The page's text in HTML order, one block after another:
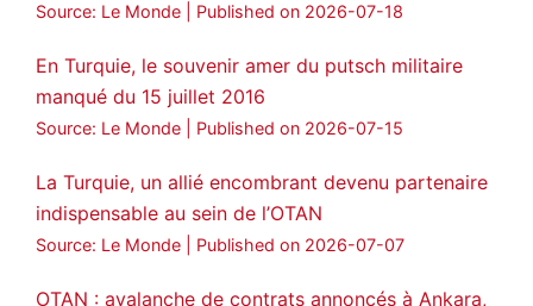
Source: Le Monde Published on 2026-07-18
En Turquie, le souvenir amer du putsch militaire
manqué du 15 juillet 2016
Source: Le Monde Published on 2026-07-15
La Turquie, un allié encombrant devenu partenaire
indispensable au sein de l’OTAN
Source: Le Monde Published on 2026-07-07
OTAN : avalanche de contrats annoncés à Ankara,